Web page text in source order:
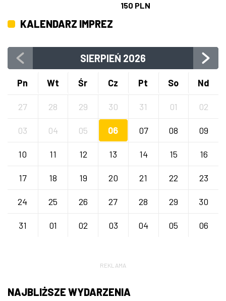
150 PLN
KALENDARZ IMPREZ
SIERPIEŃ 2026
Pn Wt Śr Cz Pt So Nd
27 28 29 30 31 01 02
03 04 05 06 07 08 09
10 11 12 13 14 15 16
17 18 19 20 21 22 23
24 25 26 27 28 29 30
31 01 02 03 04 05 06
REKLAMA
NAJBLIŻSZE WYDARZENIA